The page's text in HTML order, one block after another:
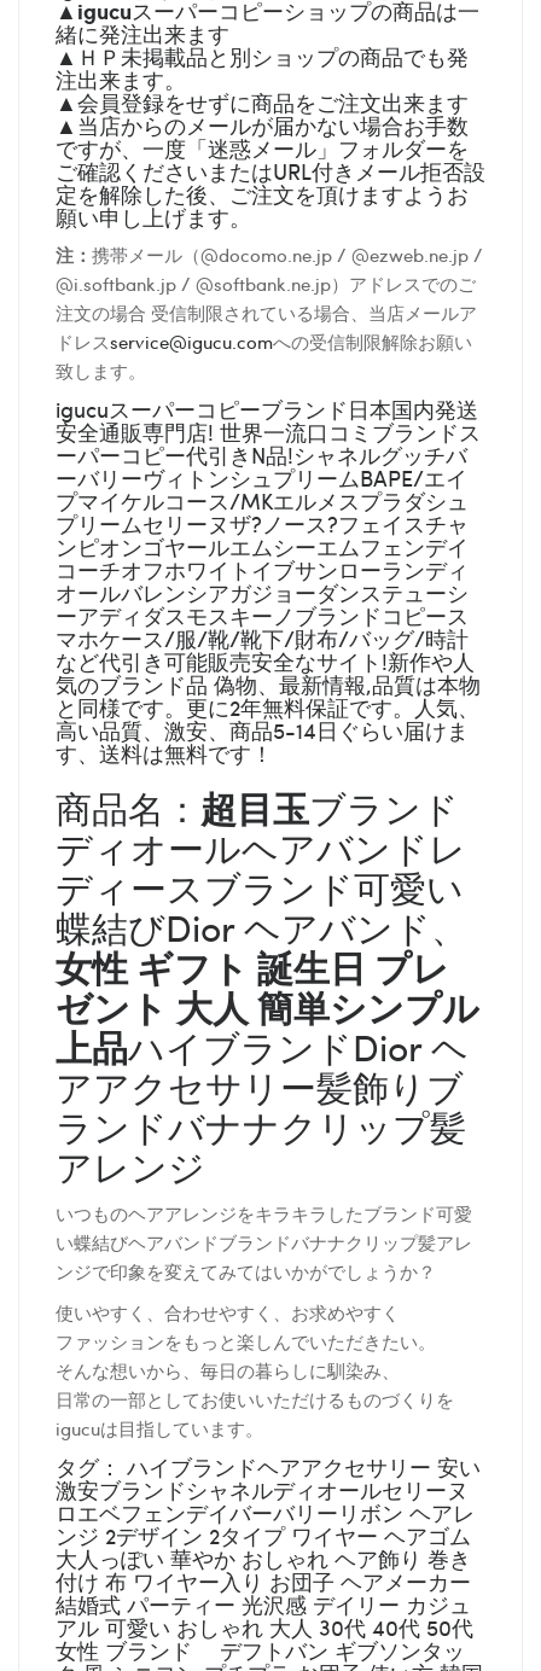
▲ igucuスーパーコピーショップの商品は一
緒に発注出来ます
▲ＨＰ未掲載品と別ショップの商品でも発
注出来ます。
▲会員登録をせずに商品をご注文出来ます
▲当店からのメールが届かない場合お手数
ですが、一度「迷惑メール」フォルダーを
ご確認くださいまたはURL付きメール拒否設
定を解除した後、ご注文を頂けますようお
願い申し上げます。
注： 携帯メール（@docomo.ne.jp / @ezweb.ne.jp /
@i.softbank.jp / @softbank.ne.jp）アドレスでのご
注文の場合 受信制限されている場合、当店メールア
ドレスservice@igucu.comへの受信制限解除お願い
致します。
igucuスーパーコピーブランド日本国内発送
安全通販専門店! 世界一流口コミブランドス
ーパーコピー代引きN品!シャネルグッチバ
ーバリーヴィトンシュプリームBAPE/エイ
プマイケルコース/MKエルメスプラダシュ
プリームセリーヌザ?ノース?フェイスチャ
ンピオンゴヤールエムシーエムフェンデイ
コーチオフホワイトイブサンローランディ
オールバレンシアガジョーダンステューシ
ーアディダスモスキーノブランドコピース
マホケース/服/靴/靴下/財布/バッグ/時計
など代引き可能販売安全なサイト!新作や人
気のブランド品 偽物、最新情報,品質は本物
と同様です。更に2年無料保証です。人気、
高い品質、激安、商品5-14日ぐらい届けま
す、送料は無料です！
商品名： 超目玉ブランド
ディオールヘアバンドレ
ディースブランド可愛い
蝶結びDior ヘアバンド、
女性 ギフト 誕生日 プレ
ゼント 大人 簡単シンプル
上品ハイブランドDior ヘ
アアクセサリー髪飾りブ
ランドバナナクリップ髪
アレンジ
いつものヘアアレンジをキラキラしたブランド可愛
い蝶結びヘアバンドブランドバナナクリップ髪アレ
ンジで印象を変えてみてはいかがでしょうか？
使いやすく、合わせやすく、お求めやすく
ファッションをもっと楽しんでいただきたい。
そんな想いから、毎日の暮らしに馴染み、
日常の一部としてお使いいただけるものづくりを
igucuは目指しています。
タグ： ハイブランドヘアアクセサリー 安い
激安ブランドシャネルディオールセリーヌ
ロエベフェンデイバーバリーリボン ヘアレ
ンジ 2デザイン 2タイプ ワイヤー ヘアゴム
大人っぽい 華やか おしゃれ ヘア飾り 巻き
付け 布 ワイヤー入り お団子 ヘアメーカー
結婚式 パーティー 光沢感 デイリー カジュ
アル 可愛い おしゃれ 大人 30代 40代 50代
女性 ブランド デフトバン ギブソンタッ